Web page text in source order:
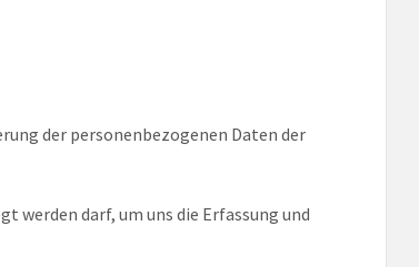
der personenbezogenen Daten der
werden darf, um uns die Erfassung und